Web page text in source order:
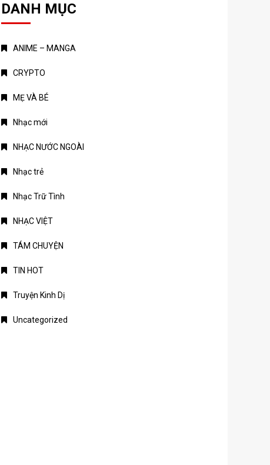
DANH MỤC
ANIME – MANGA
CRYPTO
MẸ VÀ BÉ
Nhạc mới
NHẠC NƯỚC NGOÀI
Nhạc trẻ
Nhạc Trữ Tình
NHẠC VIỆT
TÁM CHUYỆN
TIN HOT
Truyện Kinh Dị
Uncategorized